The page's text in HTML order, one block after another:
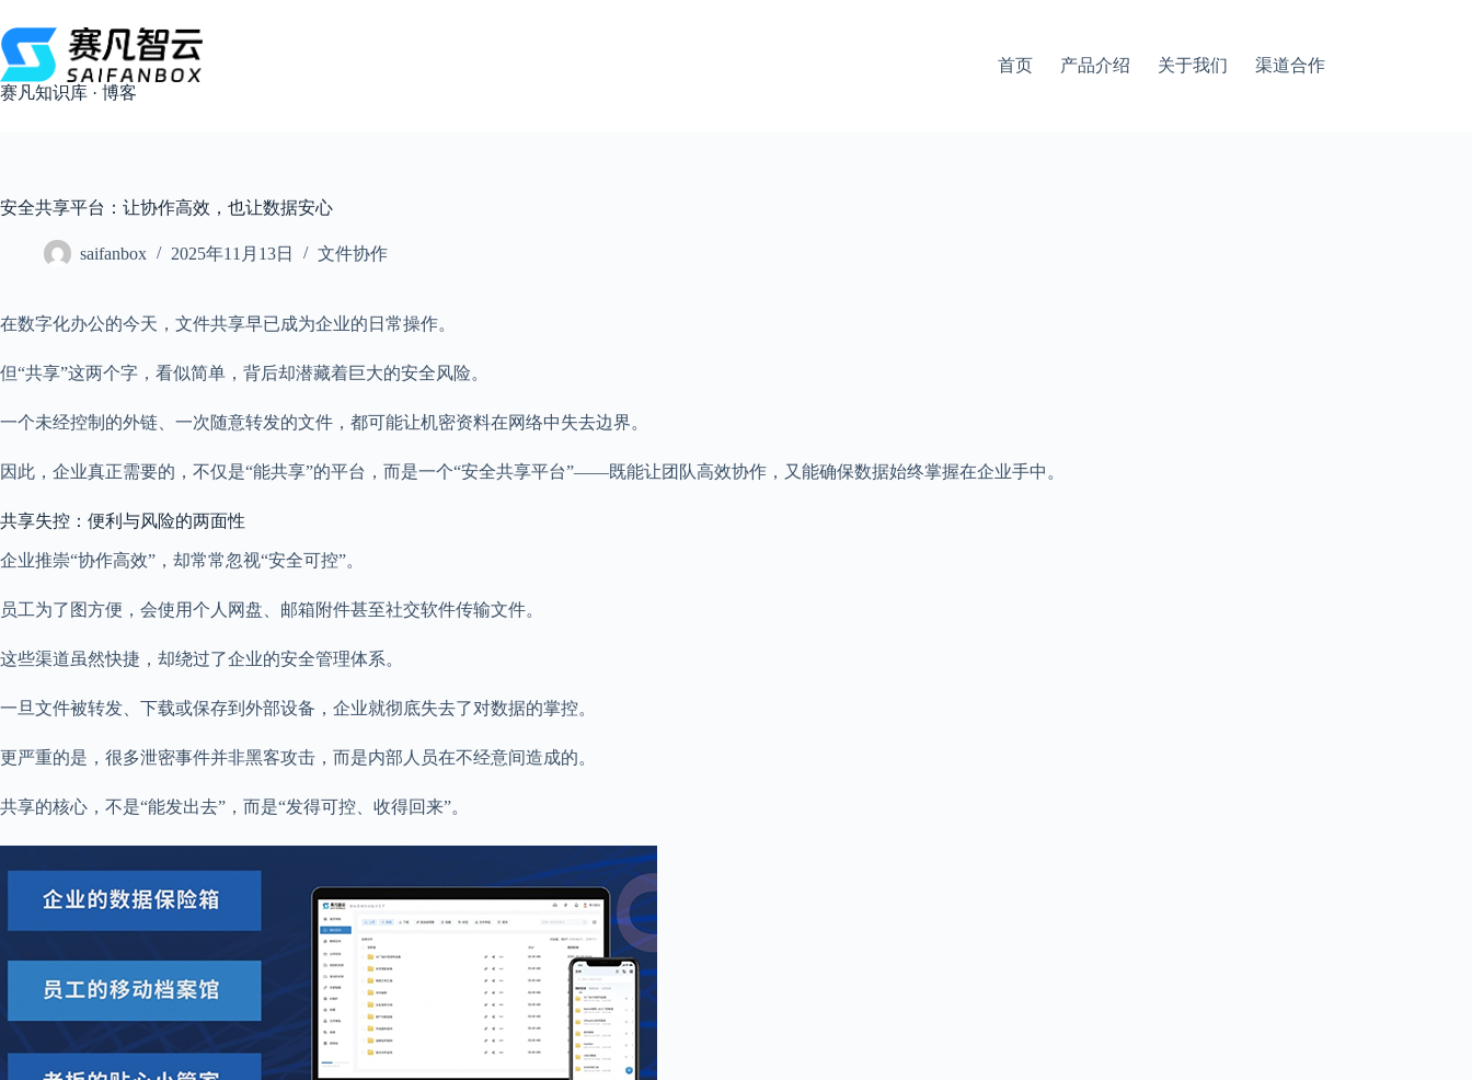
过
内
容
赛凡知识库 · 博客
首页 产品介绍 关于我们 渠道合作
安全共享平台：让协作高效，也让数据安心
saifanbox 2025年11月13日 文件协作
在数字化办公的今天，文件共享早已成为企业的日常操作。
但“共享”这两个字，看似简单，背后却潜藏着巨大的安全风险。
一个未经控制的外链、一次随意转发的文件，都可能让机密资料在网络中失去边界。
因此，企业真正需要的，不仅是“能共享”的平台，而是一个“安全共享平台”——既能让团队高效协作，又能确保数据始终掌握在企业手中。
共享失控：便利与风险的两面性
企业推崇“协作高效”，却常常忽视“安全可控”。
员工为了图方便，会使用个人网盘、邮箱附件甚至社交软件传输文件。
这些渠道虽然快捷，却绕过了企业的安全管理体系。
一旦文件被转发、下载或保存到外部设备，企业就彻底失去了对数据的掌控。
更严重的是，很多泄密事件并非黑客攻击，而是内部人员在不经意间造成的。
共享的核心，不是“能发出去”，而是“发得可控、收得回来”。